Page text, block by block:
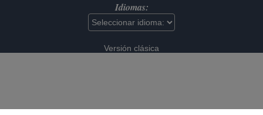
Idiomas:
Versión clásica